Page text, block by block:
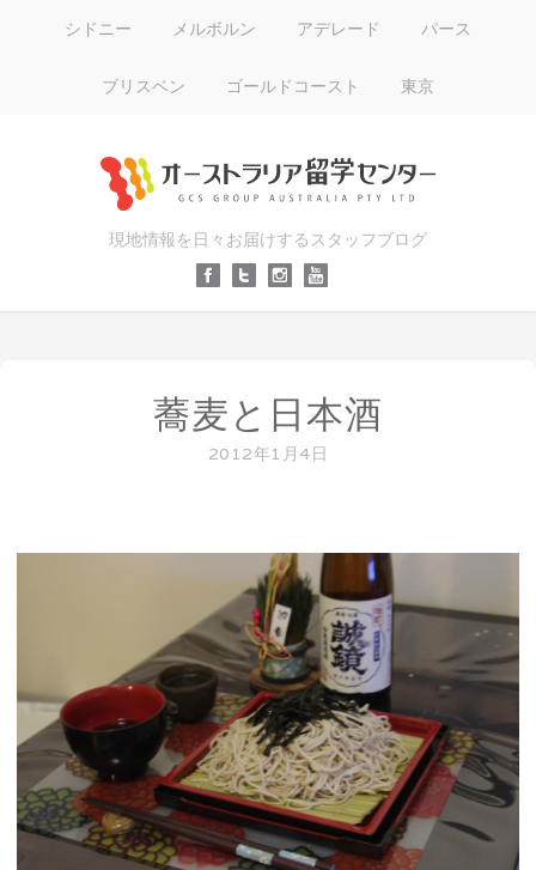
シドニー メルボルン アデレード パース
ブリスベン ゴールドコースト 東京
現地情報を日々お届けするスタッフブログ
蕎麦と日本酒
2012年1月4日